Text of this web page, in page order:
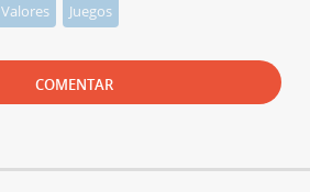
Valores Juegos
COMENTAR